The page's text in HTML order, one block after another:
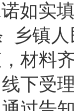
诺如实
乡镇
材料
下受